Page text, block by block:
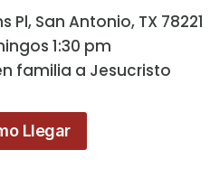
Pl, San Antonio, TX 78221
1:30 pm
familia a Jesucristo
Llegar